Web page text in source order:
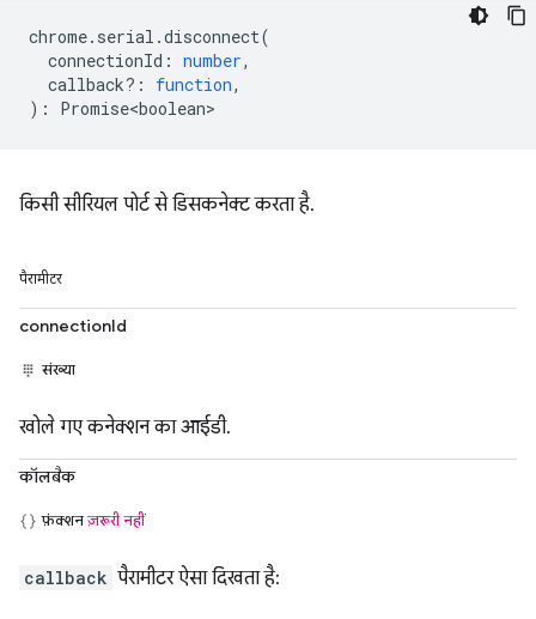
chrome. serial .disconnect(
connectionId : number,
callback? : function,
) : Promise<boolean>
किसी सीरियल पोर्ट से डिसकनेक्ट करता है.
पैरामीटर
connectionId
संख्या
खोले गए कनेक्शन का आईडी.
कॉलबैक
फ़ंक्शनज़रूरी नहीं
callback पैरामीटर ऐसा दिखता है: